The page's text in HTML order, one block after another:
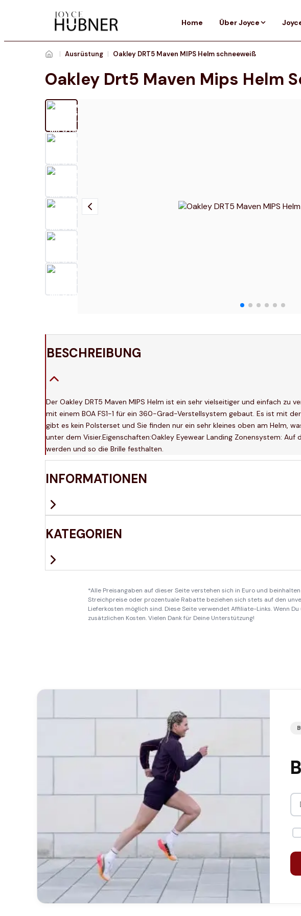
Home Über Joyce
| Ausrüstung | Oakley DRT5 Maven MIPS Helm schneeweiß
Oakley Drt5 Maven Mips Helm
BESCHREIBUNG
Der Oakley DRT5 Maven MIPS Helm ist ein sehr vielseitiger und einfach
mit einem BOA FS1-1 für ein 360-Grad-Verstellsystem gebaut. Es ist mit
gibt es kein Polsterset und Sie finden nur ein sehr kleines oben am Helm,
unter dem Visier.Eigenschaften:Oakley Eyewear Landing Zonensystem:
werden und so die Brille festhalten.
INFORMATIONEN
KATEGORIEN
*Alle Preisangaben auf dieser Seite verstehen sich in Euro und
Streichpreise oder prozentuale Rabatte beziehen sich stets auf den
Lieferkosten möglich sind. Diese Seite verwendet Affiliate-Links. Wenn
zusätzlichen Kosten. Vielen Dank für Deine Unterstützung!